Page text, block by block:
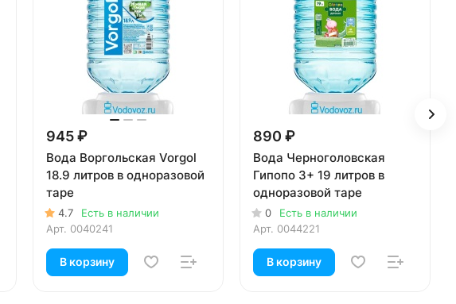
945 ₽
Вода Воргольская Vorgol
18.9 литров в одноразовой
таре
4.7
Есть в наличии
Арт. 0040241
В корзину
890 ₽
Вода Черноголовская
Гипопо 3+ 19 литров в
одноразовой таре
0
Есть в наличии
Арт. 0044221
В корзину